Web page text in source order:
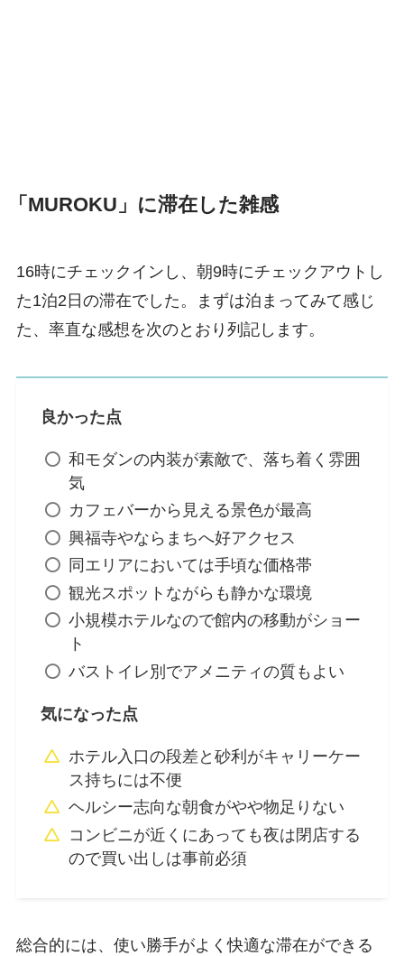
「MUROKU」に滞在した雑感
16時にチェックインし、朝9時にチェックアウトし
た1泊2日の滞在でした。まずは泊まってみて感じ
た、率直な感想を次のとおり列記します。
良かった点
和モダンの内装が素敵で、落ち着く雰囲
気
カフェバーから見える景色が最高
興福寺やならまちへ好アクセス
同エリアにおいては手頃な価格帯
観光スポットながらも静かな環境
小規模ホテルなので館内の移動がショー
ト
バストイレ別でアメニティの質もよい
気になった点
ホテル入口の段差と砂利がキャリーケー
ス持ちには不便
ヘルシー志向な朝食がやや物足りない
コンビニが近くにあっても夜は閉店する
ので買い出しは事前必須
総合的には、使い勝手がよく快適な滞在ができる